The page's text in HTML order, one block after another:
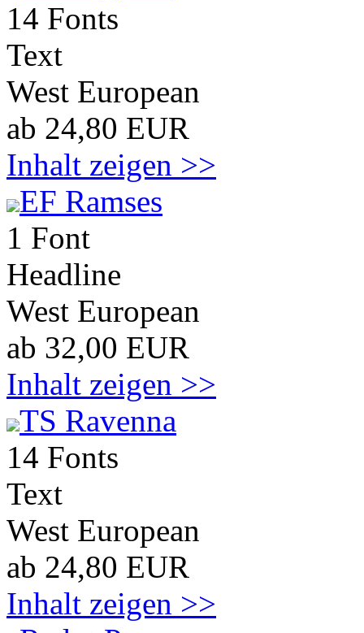
14 Fonts
Text
West European
ab 24,80 EUR
Inhalt zeigen >>
EF Ramses
1 Font
Headline
West European
ab 32,00 EUR
Inhalt zeigen >>
TS Ravenna
14 Fonts
Text
West European
ab 24,80 EUR
Inhalt zeigen >>